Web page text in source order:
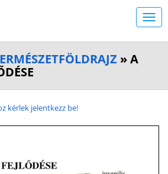
» A
kérlek jelentkezz be!